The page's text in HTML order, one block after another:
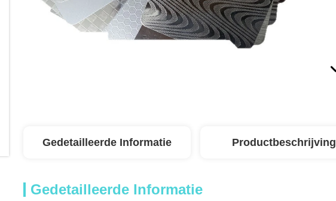
Gedetailleerde Informatie Productbeschrijving
Gedetailleerde Informatie